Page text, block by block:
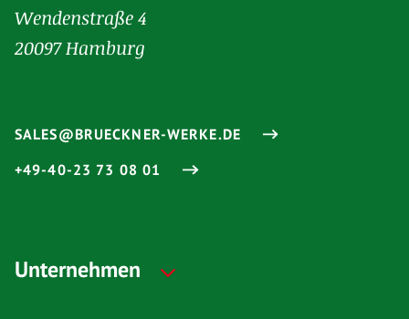
Wendenstraße 4
20097 Hamburg
SALES@BRUECKNER-WERKE.DE
+49-40-23 73 08 01
Unternehmen